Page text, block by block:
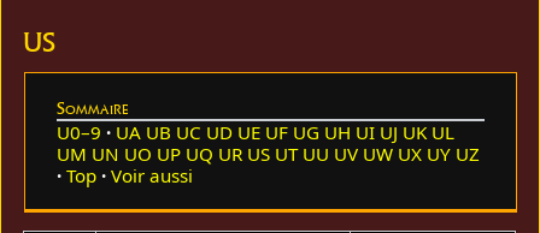
US
Sommaire
U0–9 UA UB UC UD UE UF UG UH UI UJ UK UL
UM UN UO UP UQ UR US UT UU UV UW UX UY UZ
Top
Voir aussi